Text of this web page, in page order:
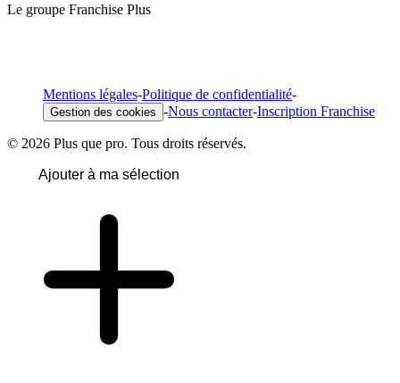
Le groupe Franchise Plus
Mentions légales-Politique de confidentialité-
Gestion des cookies -Nous contacter-Inscription Franchise
© 2026 Plus que pro. Tous droits réservés.
Ajouter à ma sélection